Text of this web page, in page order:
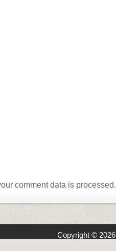
comment data is processed.
Copyright ©